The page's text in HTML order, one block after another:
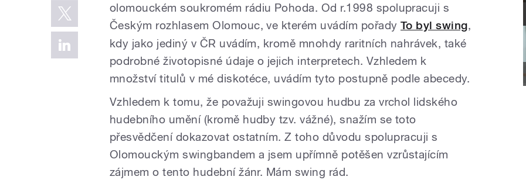
olomouckém soukromém rádiu Pohoda. Od r.1998 spolupracuji s
Českým rozhlasem Olomouc, ve kterém uvádím pořadyTo byl swing,
kdy jako jediný v ČR uvádím, kromě mnohdy raritních nahrávek, také
podrobné životopisné údaje o jejich interpretech. Vzhledem k
množství titulů v mé diskotéce, uvádím tyto postupně podle abecedy.
Vzhledem k tomu, že považuji swingovou hudbu za vrchol lidského
hudebního umění (kromě hudby tzv. vážné), snažím se toto
přesvědčení dokazovat ostatním. Z toho důvodu spolupracuji s
Olomouckým swingbandem a jsem upřímně potěšen vzrůstajícím
zájmem o tento hudební žánr. Mám swing rád.